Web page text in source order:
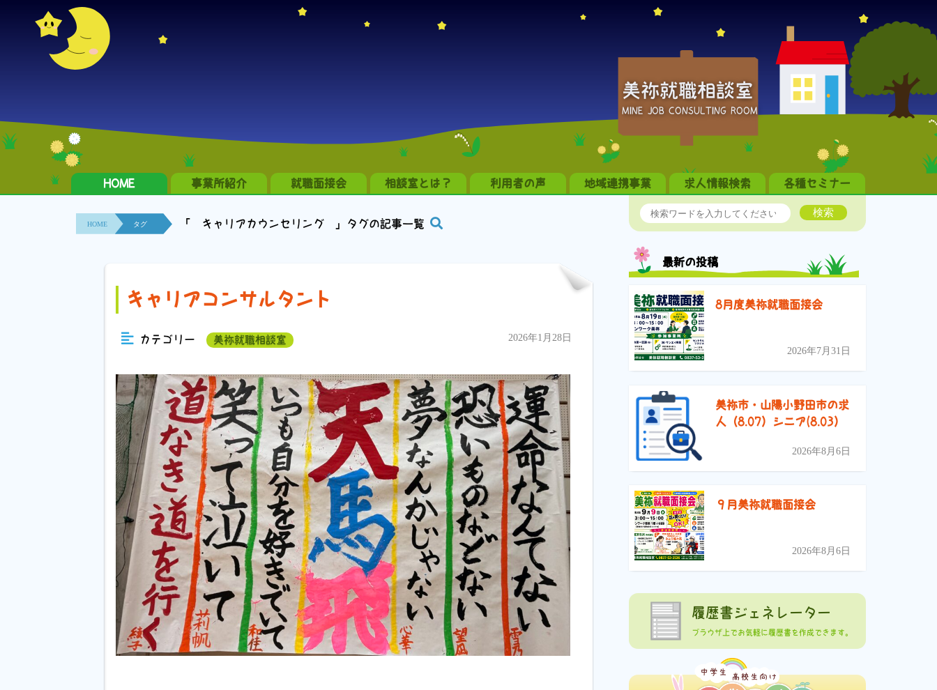
美祢就職相談室
MINE JOB CONSULTING ROOM
HOME 事業所紹介 就職面接会 相談室とは？ 利用者の声 地域連携事業 求人情報検索 各種セミナー
HOME タグ 「 キャリアカウンセリング 」タグの記事一覧
キャリアコンサルタント
カテゴリー 美祢就職相談室 2026年1月28日
検索
最新の投稿
8月度美祢就職面接会
2026年7月31日
美祢市・山陽小野田市の求
人（8.07）シニア(8.03）
2026年8月6日
９月美祢就職面接会
2026年8月6日
履歴書ジェネレーター
ブラウザ上でお気軽に履歴書を作成できます。